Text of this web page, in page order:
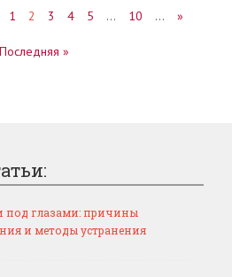
1 2 3 4 5 … 10 … »
Последняя »
под глазами: причины
и методы устранения